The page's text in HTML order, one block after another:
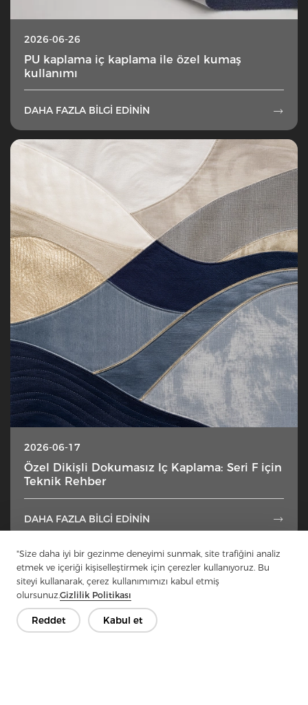
"Size daha iyi bir gezinme deneyimi sunmak, site trafiğini analiz
etmek ve içeriği kişiselleştirmek için çerezler kullanıyoruz. Bu
siteyi kullanarak, çerez kullanımımızı kabul etmiş
olursunuz.Gizlilik Politikası
Reddet Kabul et
2026-06-26
PU kaplama iç kaplama ile özel kumaş
kullanımı
DAHA FAZLA BILGI EDININ 
2026-06-17
Özel Dikişli Dokumasız Iç Kaplama: Seri F için
Teknik Rehber
DAHA FAZLA BILGI EDININ 
1 2 3 4 5 ... 49